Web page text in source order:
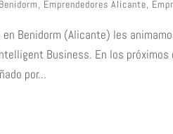
Emprendedores Alicante
Benidorm (Alicante) les
Business. En los
por...